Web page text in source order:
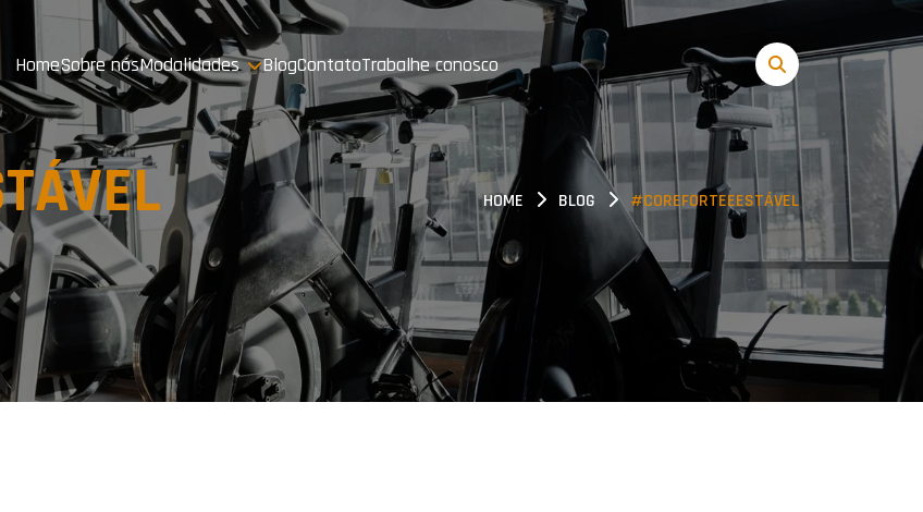
HomeSobre nósModalidades BlogContatoTrabalhe conosco
HOME BLOG #COREFORTEEESTÁVEL